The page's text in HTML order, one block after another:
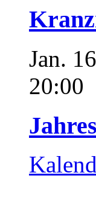
Jan. 16
20:00